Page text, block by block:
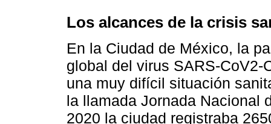
Los alcances de la crisis
En la Ciudad de México, la
global del virus SARS-
una muy difícil situación
la llamada Jornada Nacional
2020 la ciudad registraba